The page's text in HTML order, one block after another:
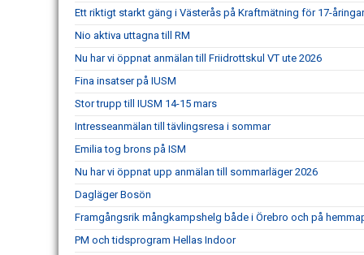
Ett riktigt starkt gäng i Västerås på Kraftmätning för 17-
Nio aktiva uttagna till RM
Nu har vi öppnat anmälan till Friidrottskul VT ute 2026
Fina insatser på IUSM
Stor trupp till IUSM 14-15 mars
Intresseanmälan till tävlingsresa i sommar
Emilia tog brons på ISM
Nu har vi öppnat upp anmälan till sommarläger 2026
Dagläger Bosön
Framgångsrik mångkampshelg både i Örebro och på
PM och tidsprogram Hellas Indoor